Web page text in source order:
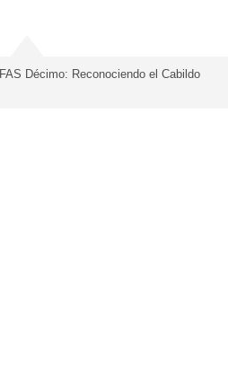
FAS Décimo: Reconociendo el Cabildo